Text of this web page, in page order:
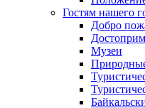
Гостям нашего
Добро
Музеи